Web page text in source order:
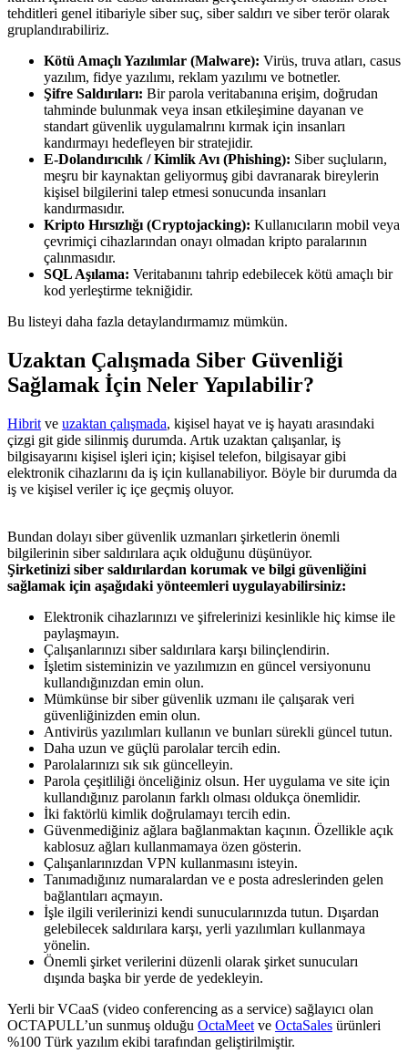
tehditleri genel itibariyle siber suç, siber saldırı ve siber terör olarak
gruplandırabiliriz.
Kötü Amaçlı Yazılımlar (Malware): Virüs, truva atları, casus
yazılım, fidye yazılımı, reklam yazılımı ve botnetler.
Şifre Saldırıları: Bir parola veritabanına erişim, doğrudan
tahminde bulunmak veya insan etkileşimine dayanan ve
standart güvenlik uygulamalrını kırmak için insanları
kandırmayı hedefleyen bir stratejidir.
E-Dolandırıcılık / Kimlik Avı (Phishing): Siber suçluların,
meşru bir kaynaktan geliyormuş gibi davranarak bireylerin
kişisel bilgilerini talep etmesi sonucunda insanları
kandırmasıdır.
Kripto Hırsızlığı (Cryptojacking): Kullanıcıların mobil veya
çevrimiçi cihazlarından onayı olmadan kripto paralarının
çalınmasıdır.
SQL Aşılama: Veritabanını tahrip edebilecek kötü amaçlı bir
kod yerleştirme tekniğidir.
Bu listeyi daha fazla detaylandırmamız mümkün.
Uzaktan Çalışmada Siber Güvenliği
Sağlamak İçin Neler Yapılabilir?
Hibrit ve uzaktan çalışmada, kişisel hayat ve iş hayatı arasındaki
çizgi git gide silinmiş durumda. Artık uzaktan çalışanlar, iş
bilgisayarını kişisel işleri için; kişisel telefon, bilgisayar gibi
elektronik cihazlarını da iş için kullanabiliyor. Böyle bir durumda da
iş ve kişisel veriler iç içe geçmiş oluyor.
Bundan dolayı siber güvenlik uzmanları şirketlerin önemli
bilgilerinin siber saldırılara açık olduğunu düşünüyor.
Şirketinizi siber saldırılardan korumak ve bilgi güvenliğini
sağlamak için aşağıdaki yönteemleri uygulayabilirsiniz:
Elektronik cihazlarınızı ve şifrelerinizi kesinlikle hiç kimse ile
paylaşmayın.
Çalışanlarınızı siber saldırılara karşı bilinçlendirin.
İşletim sisteminizin ve yazılımızın en güncel versiyonunu
kullandığınızdan emin olun.
Mümkünse bir siber güvenlik uzmanı ile çalışarak veri
güvenliğinizden emin olun.
Antivirüs yazılımları kullanın ve bunları sürekli güncel tutun.
Daha uzun ve güçlü parolalar tercih edin.
Parolalarınızı sık sık güncelleyin.
Parola çeşitliliği önceliğiniz olsun. Her uygulama ve site için
kullandığınız parolanın farklı olması oldukça önemlidir.
İki faktörlü kimlik doğrulamayı tercih edin.
Güvenmediğiniz ağlara bağlanmaktan kaçının. Özellikle açık
kablosuz ağları kullanmamaya özen gösterin.
Çalışanlarınızdan VPN kullanmasını isteyin.
Tanımadığınız numaralardan ve e posta adreslerinden gelen
bağlantıları açmayın.
İşle ilgili verilerinizi kendi sunucularınızda tutun. Dışardan
gelebilecek saldırılara karşı, yerli yazılımları kullanmaya
yönelin.
Önemli şirket verilerini düzenli olarak şirket sunucuları
dışında başka bir yerde de yedekleyin.
Yerli bir VCaaS (video conferencing as a service) sağlayıcı olan
OCTAPULL’un sunmuş olduğu OctaMeet ve OctaSales ürünleri
%100 Türk yazılım ekibi tarafından geliştirilmiştir.